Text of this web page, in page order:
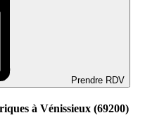
Prendre RDV
à Vénissieux (69200)